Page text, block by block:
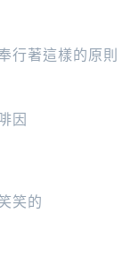
行著這樣的原則
因
笑的